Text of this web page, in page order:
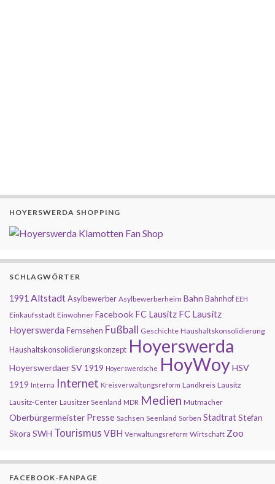
HOYERSWERDA SHOPPING
SCHLAGWÖRTER
1991 AltstadtAsylbewerber Asylbewerberheim Bahn Bahnhof EEH
Einkaufsstadt Einwohner Facebook FC Lausitz FC Lausitz
Hoyerswerda Fernsehen Fußball Geschichte Haushaltskonsolidierung
Haushaltskonsolidierungskonzept Hoyerswerda
Hoyerswerdaer SV 1919 Hoyerswerdsche HoyWoyHSV
1919 Interna Internet Kreisverwaltungsreform Landkreis Lausitz
Lausitz-Center Lausitzer Seenland MDR Medien Mutmacher
Oberbürgermeister Presse Sachsen Seenland Sorben StadtratStefan
Skora SWH Tourismus VBH Verwaltungsreform Wirtschaft Zoo
FACEBOOK-FANPAGE